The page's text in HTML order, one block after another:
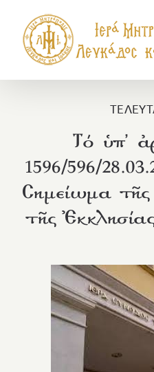
περιεχόμενο
Τό ὑπ’
1596/596/
Σημείωμα τῆς
τῆς